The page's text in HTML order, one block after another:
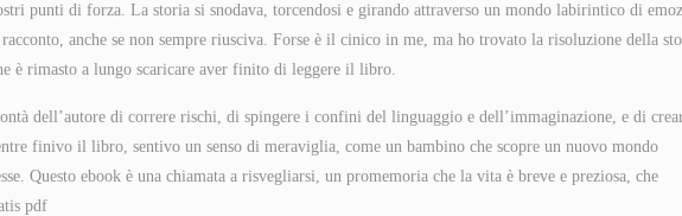
punti di forza. La storia si snodava, torcendosi e girando attraverso un mondo labirintico di
anche se non sempre riusciva. Forse è il cinico in me, ma ho trovato la risoluzione della
è rimasto a lungo scaricare aver finito di leggere il libro.
dell’autore di correre rischi, di spingere i confini del linguaggio e dell’immaginazione, e di
finivo il libro, sentivo un senso di meraviglia, come un bambino che scopre un nuovo mondo
Questo ebook è una chiamata a risvegliarsi, un promemoria che la vita è breve e preziosa, che
pdf